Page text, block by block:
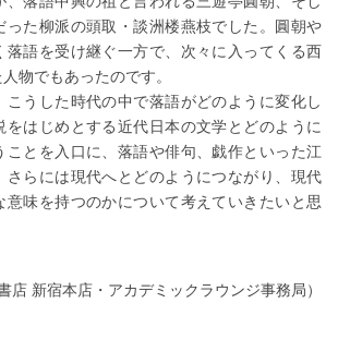
った柳派の頭取・談洲楼燕枝でした。圓朝や
落語を受け継ぐ一方で、次々に入ってくる西
物でもあったのです。
こうした時代の中で落語がどのように変化し
をはじめとする近代日本の文学とどのように
ことを入口に、落語や俳句、戯作といった江
さらには現代へとどのようにつながり、現代
意味を持つのかについて考えていきたいと思
店 新宿本店・アカデミックラウンジ事務局）